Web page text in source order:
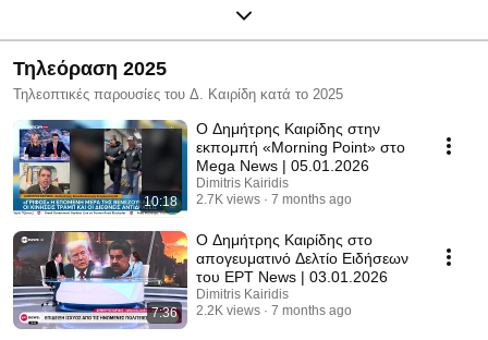
Τηλεόραση 2025
Τηλεοπτικές παρουσίες του Δ. Καιρίδη κατά το 2025
10:18
Ο Δημήτρης Καιρίδης στην
εκπομπή «Morning Point» στο
Mega News | 05.01.2026
Dimitris Kairidis
2.7K views
7 months ago
7:36
Ο Δημήτρης Καιρίδης στο
απογευματινό Δελτίο Ειδήσεων
του ΕΡΤ News | 03.01.2026
Dimitris Kairidis
2.2K views
7 months ago